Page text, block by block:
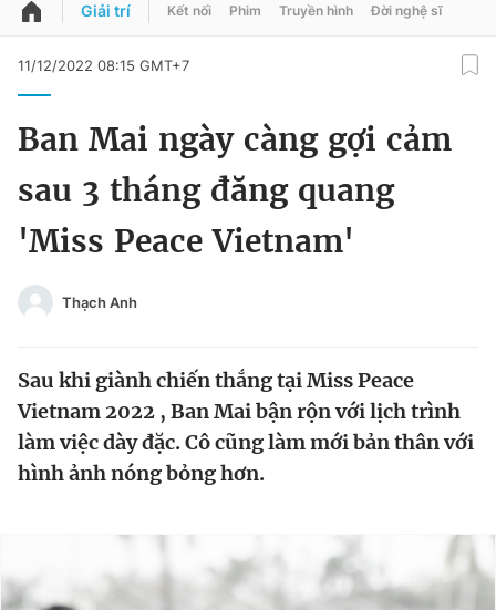
QUẢNG CÁO
Video Magazine
Sản phẩm khác
Bạn cần biết
Thông tin tòa soạn Liên hệ quảng cáo
Đổi mật khẩu
Tin đã lưu
Tin đã xem
Đăng xuất
Giải trí Kết nối Phim Truyền hình Đời nghệ sĩ
11/12/2022 08:15 GMT+7
Ban Mai ngày càng gợi cảm
sau 3 tháng đăng quang
'Miss Peace Vietnam'
Thạch Anh
Sau khi giành chiến thắng tại Miss Peace
Vietnam 2022 , Ban Mai bận rộn với lịch trình
làm việc dày đặc. Cô cũng làm mới bản thân với
hình ảnh nóng bỏng hơn.